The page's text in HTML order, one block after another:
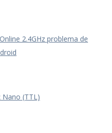
2.4GHz problema de
Nano (TTL)